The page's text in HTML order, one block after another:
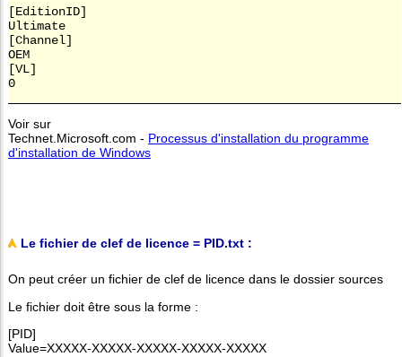
[EditionID]
Ultimate
[Channel]
OEM
[VL]
0
Voir sur
Technet.Microsoft.com - Processus d'installation du programme
d'installation de Windows
Le fichier de clef de licence = PID.txt :
On peut créer un fichier de clef de licence dans le dossier sources
Le fichier doit être sous la forme :
[PID]
Value=XXXXX-XXXXX-XXXXX-XXXXX-XXXXX